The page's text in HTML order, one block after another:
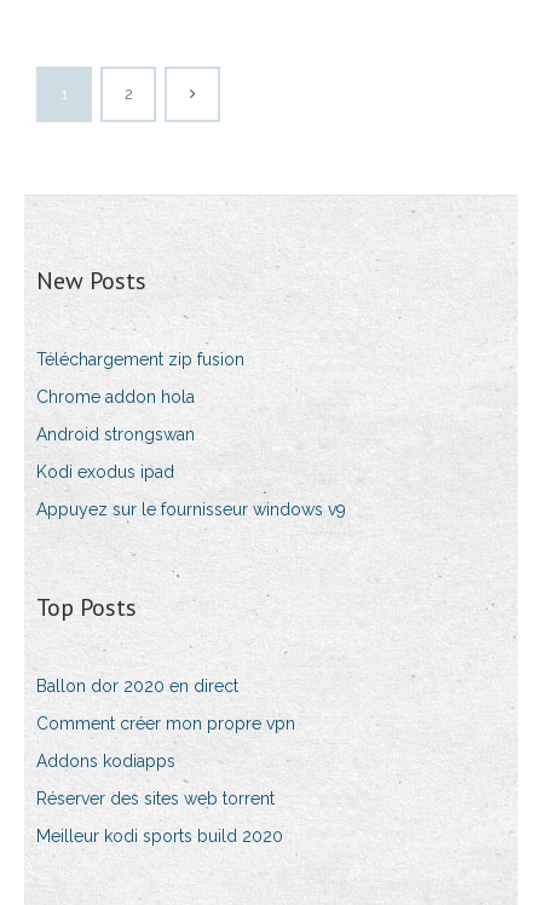
1 2
New Posts
Téléchargement zip fusion
Chrome addon hola
Android strongswan
Kodi exodus ipad
Appuyez sur le fournisseur windows v9
Top Posts
Ballon dor 2020 en direct
Comment créer mon propre vpn
Addons kodiapps
Réserver des sites web torrent
Meilleur kodi sports build 2020